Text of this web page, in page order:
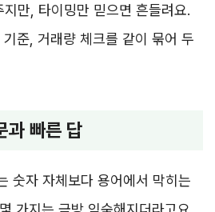
만, 타이밍만 믿으면 흔들려요.
준, 거래량 체크를 같이 묶어 두
과 빠른 답
숫자 자체보다 용어에서 막히는